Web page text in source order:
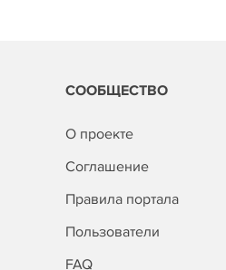
СООБЩЕСТВО
О проекте
Соглашение
Правила портала
Пользователи
FAQ